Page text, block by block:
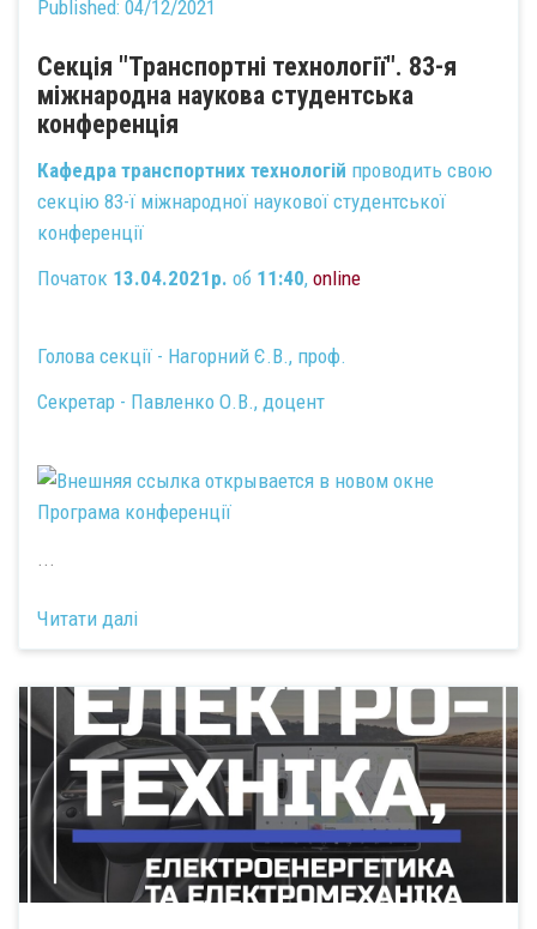
Published: 04/12/2021
Секція "Транспортні технології". 83-я
міжнародна наукова студентська
конференція
Кафедра транспортних технологій проводить свою
секцію 83-ї міжнародної наукової студентської
конференції
Початок 13.04.2021р. об 11:40, online
Голова секції - Нагорний Є.В., проф.
Секретар - Павленко О.В., доцент
Програма конференції
Читати далі